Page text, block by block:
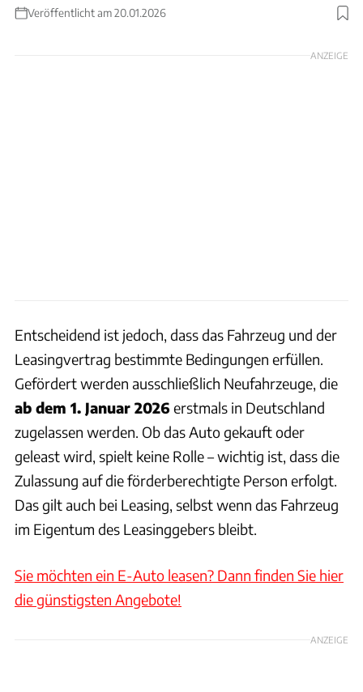
Veröffentlicht am 20.01.2026
ANZEIGE
Entscheidend ist jedoch, dass das Fahrzeug und der
Leasingvertrag bestimmte Bedingungen erfüllen.
Gefördert werden ausschließlich Neufahrzeuge, die
ab dem 1. Januar 2026 erstmals in Deutschland
zugelassen werden. Ob das Auto gekauft oder
geleast wird, spielt keine Rolle – wichtig ist, dass die
Zulassung auf die förderberechtigte Person erfolgt.
Das gilt auch bei Leasing, selbst wenn das Fahrzeug
im Eigentum des Leasinggebers bleibt.
Sie möchten ein E-Auto leasen? Dann finden Sie hier
die günstigsten Angebote!
ANZEIGE